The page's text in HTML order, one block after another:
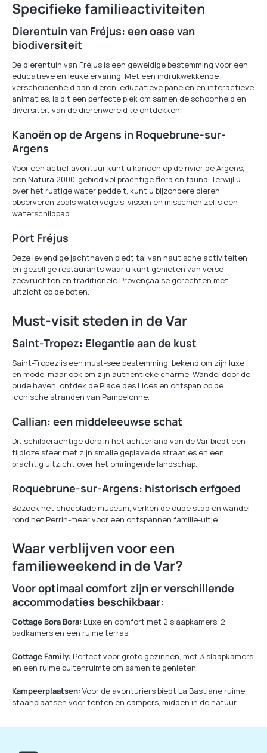
Specifieke familieactiviteiten
Dierentuin van Fréjus: een oase van
biodiversiteit
De dierentuin van Fréjus is een geweldige bestemming voor een
educatieve en leuke ervaring. Met een indrukwekkende
verscheidenheid aan dieren, educatieve panelen en interactieve
animaties, is dit een perfecte plek om samen de schoonheid en
diversiteit van de dierenwereld te ontdekken.
Kanoën op de Argens in Roquebrune-sur-
Argens
Voor een actief avontuur kunt u kanoën op de rivier de Argens,
een Natura 2000-gebied vol prachtige flora en fauna. Terwijl u
over het rustige water peddelt, kunt u bijzondere dieren
observeren zoals watervogels, vissen en misschien zelfs een
waterschildpad.
Port Fréjus
Deze levendige jachthaven biedt tal van nautische activiteiten
en gezellige restaurants waar u kunt genieten van verse
zeevruchten en traditionele Provençaalse gerechten met
uitzicht op de boten.
Must-visit steden in de Var
Saint-Tropez: Elegantie aan de kust
Saint-Tropez is een must-see bestemming, bekend om zijn luxe
en mode, maar ook om zijn authentieke charme. Wandel door de
oude haven, ontdek de Place des Lices en ontspan op de
iconische stranden van Pampelonne.
Callian: een middeleeuwse schat
Dit schilderachtige dorp in het achterland van de Var biedt een
tijdloze sfeer met zijn smalle geplaveide straatjes en een
prachtig uitzicht over het omringende landschap.
Roquebrune-sur-Argens: historisch erfgoed
Bezoek het chocolade museum, verken de oude stad en wandel
rond het Perrin-meer voor een ontspannen familie-uitje.
Waar verblijven voor een
familieweekend in de Var?
Voor optimaal comfort zijn er verschillende
accommodaties beschikbaar:
Cottage Bora Bora: Luxe en comfort met 2 slaapkamers, 2
badkamers en een ruime terras.
Cottage Family: Perfect voor grote gezinnen, met 3 slaapkamers
en een ruime buitenruimte om samen te genieten.
Kampeerplaatsen: Voor de avonturiers biedt La Bastiane ruime
staanplaatsen voor tenten en campers, midden in de natuur.